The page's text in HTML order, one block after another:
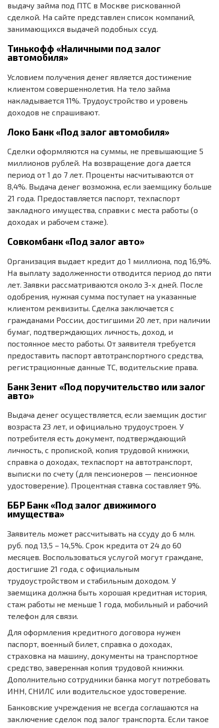
выдачу займа под ПТС в Москве рискованной
сделкой. На сайте представлен список компаний,
занимающихся выдачей подобных ссуд.
Тинькофф «Наличными под залог
автомобиля»
Условием получения денег является достижение
клиентом совершеннолетия. На тело займа
накладывается 11%. Трудоустройство и уровень
доходов не спрашивают.
Локо Банк «Под залог автомобиля»
Сделки оформляются на суммы, не превышающие 5
миллионов рублей. На возвращение дога дается
период от 1 до 7 лет. Проценты насчитываются от
8,4%. Выдача денег возможна, если заемщику больше
21 года. Предоставляется паспорт, техпаспорт
закладного имущества, справки с места работы (о
доходах и рабочем стаже).
Совкомбанк «Под залог авто»
Организация выдает кредит до 1 миллиона, под 16,9%.
На выплату задолженности отводится период до пяти
лет. Заявки рассматриваются около 3-х дней. После
одобрения, нужная сумма поступает на указанные
клиентом реквизиты. Сделка заключается с
гражданами России, достигшими 20 лет, при наличии
бумаг, подтверждающих личность, доход, и
постоянное место работы. От заявителя требуется
предоставить паспорт автотранспортного средства,
регистрационные данные ТС, водительские права.
Банк Зенит «Под поручительство или залог
авто»
Выдача денег осуществляется, если заемщик достиг
возраста 23 лет, и официально трудоустроен. У
потребителя есть документ, подтверждающий
личность, с пропиской, копия трудовой книжки,
справка о доходах, техпаспорт на автотранспорт,
выписки по счету (для пенсионеров — пенсионное
удостоверение). Процентная ставка составляет 9%.
ББР Банк «Под залог движимого
имущества»
Заявитель может рассчитывать на ссуду до 6 млн.
руб. под 13,5 – 14,5%. Срок кредита от 24 до 60
месяцев. Воспользоваться услугой могут граждане,
достигшие 21 года, с официальным
трудоустройством и стабильным доходом. У
заемщика должна быть хорошая кредитная история,
стаж работы не меньше 1 года, мобильный и рабочий
телефон для связи.
Для оформления кредитного договора нужен
паспорт, военный билет, справка о доходах,
страховка на машину, документы на транспортное
средство, заверенная копия трудовой книжки.
Дополнительно сотрудники банка могут потребовать
ИНН, СНИЛС или водительское удостоверение.
Банковские учреждения не всегда соглашаются на
заключение сделок под залог транспорта. Если такое